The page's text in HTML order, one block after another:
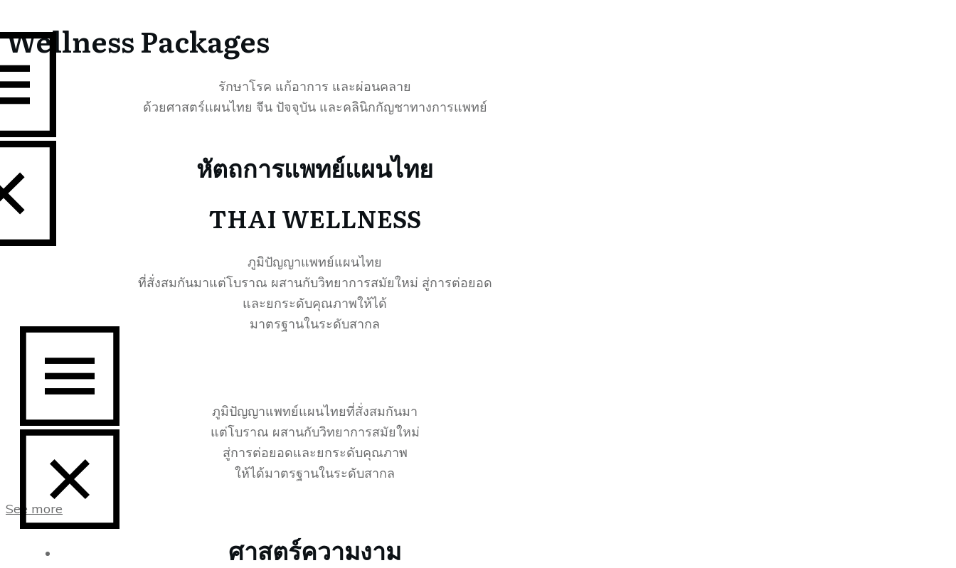
Wellness Packages
รักษาโรค แก้อาการ และผ่อนคลาย
ด้วยศาสตร์แผนไทย จีน ปัจจุบัน และคลินิกกัญชาทางการแพทย์
หัตถการแพทย์แผนไทย
THAI WELLNESS
ภูมิปัญญาแพทย์แผนไทย
ที่สั่งสมกันมาแต่โบราณ ผสานกับวิทยาการสมัยใหม่ สู่การต่อยอด
และยกระดับคุณภาพให้ได้
มาตรฐานในระดับสากล
ภูมิปัญญาแพทย์แผนไทยที่สั่งสมกันมา
แต่โบราณ ผสานกับวิทยาการสมัยใหม่
สู่การต่อยอดและยกระดับคุณภาพ
ให้ได้มาตรฐานในระดับสากล
See more
ศาสตร์ความงาม